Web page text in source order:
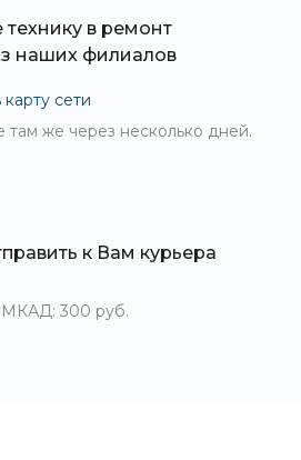
технику в ремонт
наших филиалов
сети
там же через несколько дней.
к Вам курьера
МКАД: 300 руб.